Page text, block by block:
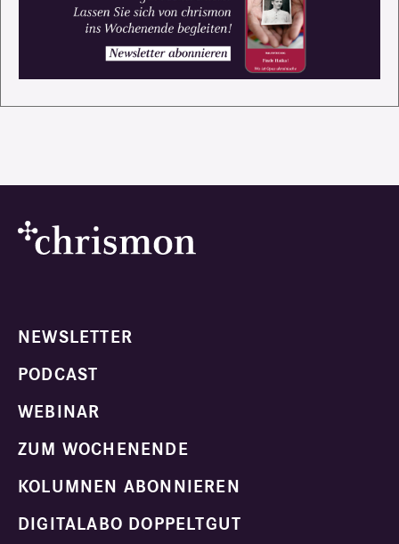
NEWSLETTER
PODCAST
WEBINAR
ZUM WOCHENENDE
KOLUMNEN ABONNIEREN
DIGITALABO DOPPELTGUT